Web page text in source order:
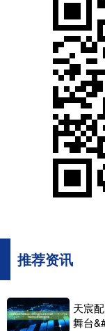
推荐资讯
天宸
舞台